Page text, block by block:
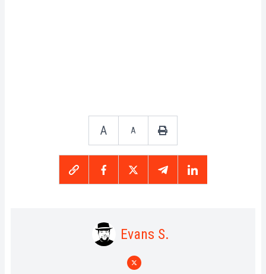
A A
Evans S.